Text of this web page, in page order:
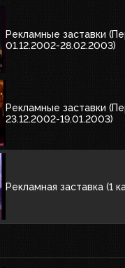
Рекламные заставки
01.12.2002-28.02.2003)
Рекламные заставки
23.12.2002-19.01.2003)
Рекламная заставка (1